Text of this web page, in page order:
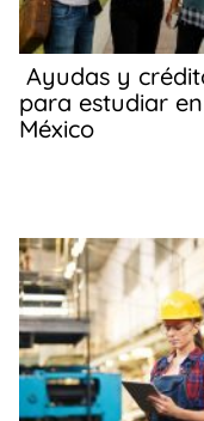
Ayudas y
para estudiar en
México